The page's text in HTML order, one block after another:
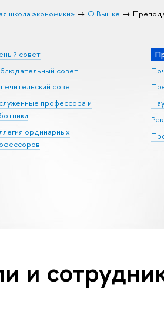
школа экономики» О Вышке
совет
совет
совет
профессора и
ординарных
и